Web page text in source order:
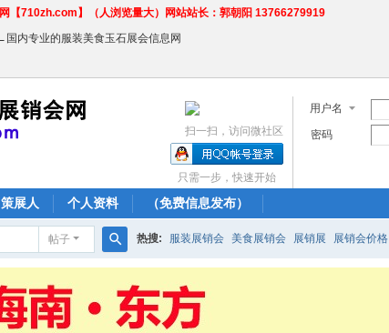
【710zh.com】（人浏览量大）网站站长：郭朝阳 13766279919
内专业的服装美食玉石展会信息网
用户名
密码
扫一扫，访问微社区
只需一步，快速开始
策展人 个人资料 （免费信息发布）
帖子
搜
索
热搜: 服装展销会 美食展销会 展销展 展销会价格